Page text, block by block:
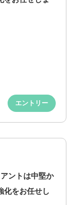
エントリー
ントは中堅か
化をお任せし